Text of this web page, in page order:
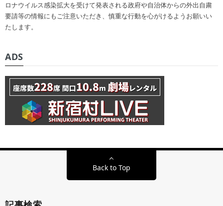
ロナウイルス感染拡大を受けて発表される政府や自治体からの外出自粛
要請等の情報にもご注意いただき、慎重な行動を心がけるようお願いい
たします。
ADS
Back to Top